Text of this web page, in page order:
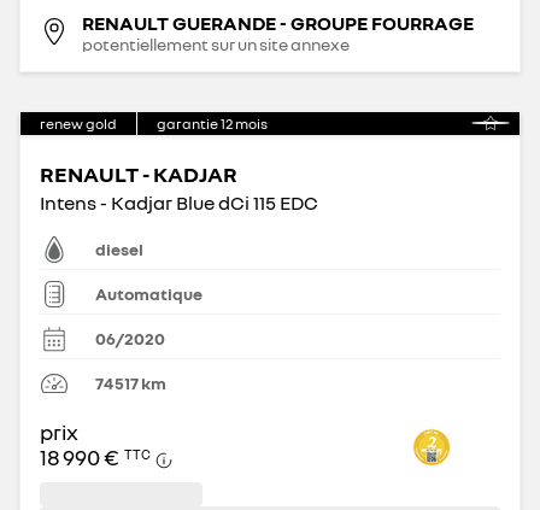
RENAULT GUERANDE - GROUPE FOURRAGE
potentiellement sur un site annexe
renew gold garantie12 mois
RENAULT - KADJAR
Intens - Kadjar Blue dCi 115 EDC
diesel
Automatique
06/2020
74 517km
prix
18 990 € TTC